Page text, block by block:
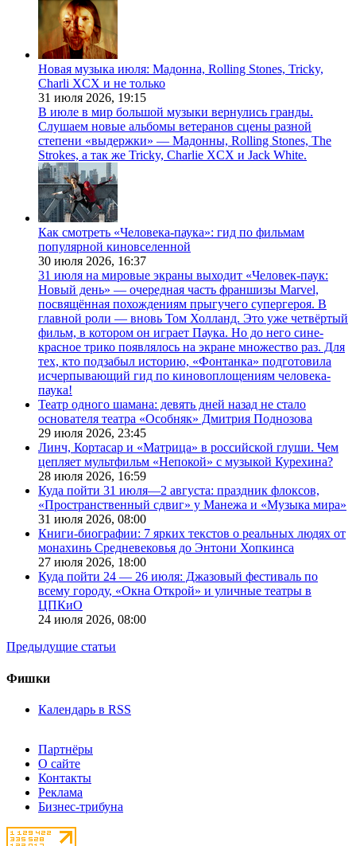
Новая музыка июля: Мадонна, Rolling Stones, Tricky,
Charli XCX и не только
31 июля 2026, 19:15
В июле в мир большой музыки вернулись гранды.
Слушаем новые альбомы ветеранов сцены разной
степени «выдержки» — Мадонны, Rolling Stones, The
Strokes, а так же Tricky, Charlie XCX и Jack White.
Как смотреть «Человека-паука»: гид по фильмам
популярной киновселенной
30 июля 2026, 16:37
31 июля на мировые экраны выходит «Человек-паук:
Новый день» — очередная часть франшизы Marvel,
посвящённая похождениям прыгучего супергероя. В
главной роли — вновь Том Холланд. Это уже четвёртый
фильм, в котором он играет Паука. Но до него сине-
красное трико появлялось на экране множество раз. Для
тех, кто подзабыл историю, «Фонтанка» подготовила
исчерпывающий гид по киновоплощениям человека-
паука!
Театр одного шамана: девять дней назад не стало
основателя театра «Особняк» Дмитрия Поднозова
29 июля 2026, 23:45
Линч, Кортасар и «Матрица» в российской глуши. Чем
цепляет мультфильм «Непокой» с музыкой Курехина?
28 июля 2026, 16:59
Куда пойти 31 июля—2 августа: праздник флоксов,
«Пространственный сдвиг» у Манежа и «Музыка мира»
31 июля 2026, 08:00
Книги-биографии: 7 ярких текстов о реальных людях от
монахинь Средневековья до Энтони Хопкинса
27 июля 2026, 18:00
Куда пойти 24 — 26 июля: Джазовый фестиваль по
всему городу, «Окна Открой» и уличные театры в
ЦПКиО
24 июля 2026, 08:00
Предыдущие статьи
Фишки
Календарь в RSS
Партнёры
О сайте
Контакты
Реклама
Бизнес-трибуна